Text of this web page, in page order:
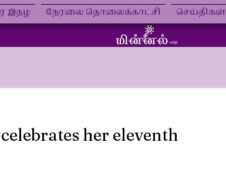
இதழ் நேரலை தொலைக்காட்சி செய்திகள்
her eleventh